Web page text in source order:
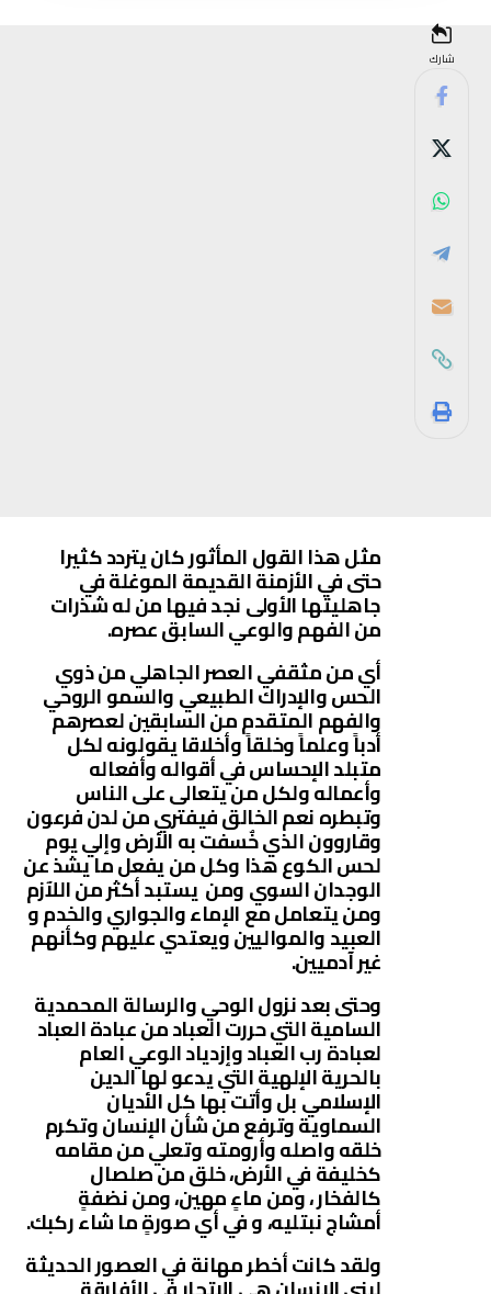
شارك
مثل هذا القول المأثور كان يتردد كثيرا
حتى في الأزمنة القديمة الموغلة في
جاهليتها الأولى نجد فيها من له شذرات
من الفهم والوعي السابق عصره.
أي من مثقفي العصر الجاهلي من ذوي
الحس والإدراك الطبيعي والسمو الروحي
والفهم المتقدم من السابقين لعصرهم
أدباً وعلماً وخلقاً وأخلاقا يقولونه لكل
متبلد الإحساس في أقواله وأفعاله
وأعماله ولكل من يتعالى على الناس
وتبطره نعم الخالق فيفتري من لدن فرعون
وقاروون الذي خٌسفت به الأرض وإلي يوم
لحس الكوع هذا وكل من يفعل ما يشذ عن
الوجدان السوي ومن يستبد أكثر من اللآزم
ومن يتعامل مع الإماء والجواري والخدم و
العبيد والمواليين ويعتدي عليهم وكأنهم
غير آدميين.
وحتى بعد نزول الوحي والرسالة المحمدية
السامية التي حررت العباد من عبادة العباد
لعبادة رب العباد وإزدياد الوعي العام
بالحرية الإلهية التي يدعو لها الدين
الإسلامي بل وأتت بها كل الأديان
السماوية وترفع من شأن الإنسان وتكرم
خلقه واصله وأرومته وتعلي من مقامه
كخليفة في الأرض، خلق من صلصال
كالفخار ، ومن ماءٍ مهين، ومن نضفةٍ
أمشاج نبتليه، و في أي صورةٍ ما شاء ركبك.
ولقد كانت أخطر مهانة في العصور الحديثة